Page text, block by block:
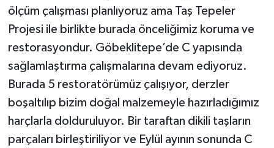
ölçüm çalışması planlıyoruz ama Taş Tepeler
Projesi ile birlikte burada önceliğimiz koruma ve
restorasyondur. Göbeklitepe’de C yapısında
sağlamlaştırma çalışmalarına devam ediyoruz.
Burada 5 restoratörümüz çalışıyor, derzler
boşaltılıp bizim doğal malzemeyle hazırladığımız
harçlarla dolduruluyor. Bir taraftan dikili taşların
parçaları birleştiriliyor ve Eylül ayının sonunda C